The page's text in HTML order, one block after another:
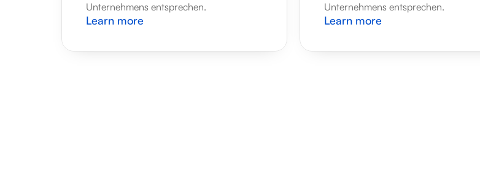
Unternehmens entsprechen.
Learn more
Unternehmens entsprechen.
Learn more